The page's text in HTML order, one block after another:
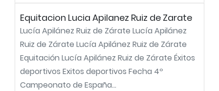
Equitacion Lucia Apilanez Ruiz de Zarate
Lucía Apilánez Ruiz de Zárate Lucía Apilánez
Ruiz de Zárate Lucía Apilánez Ruiz de Zárate
Equitación Lucía Apilánez Ruiz de Zárate Éxitos
deportivos Exitos deportivos Fecha 4º
Campeonato de España...